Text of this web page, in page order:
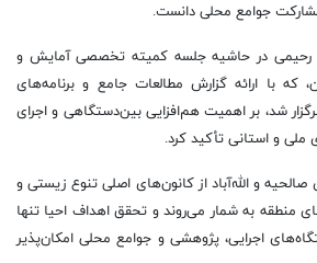
جوامع محلی دانست.
رحیمی در حاشیه جلسه کمیته تخصصی آمایش و
با ارائه گزارش مطالعات جامع و برنامه‌های
شد، بر اهمیت هم‌افزایی بین‌دستگاهی و اجرای
ملی و استانی تأکید کرد.
و الله‌آباد از کانون‌های اصلی تنوع زیستی و
منطقه به شمار می‌روند و تحقق اهداف احیا تنها
اجرایی، پژوهشی و جوامع محلی امکان‌پذیر